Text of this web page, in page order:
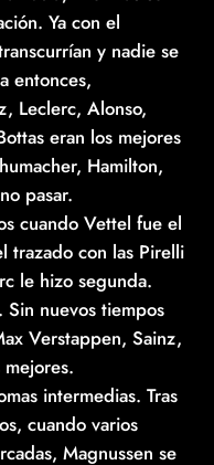
Ya con el
y nadie se
entonces,
Leclerc, Alonso,
eran los mejores
Hamilton,
pasar.
cuando Vettel fue el
trazado con las Pirelli
le hizo segunda.
nuevos tiempos
Verstappen, Sainz,
intermedias. Tras
cuando varios
Magnussen se